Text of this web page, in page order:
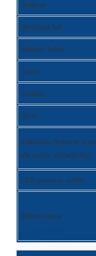
Velikost:
Hliníková tyč:
Velikost žeber:
Látka:
Funkce:
Úkon:
Základna (vyberte si po
dle svého požadavku):
LED páskové světlo:
Běžná barva